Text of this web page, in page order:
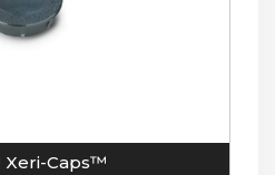
Xeri-Caps™